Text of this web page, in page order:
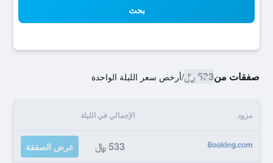
بحث
صفقات من533 ﷼ /أرخص سعر الليلة الواحدة
مزود الإجمالي في الليلة
533 ﷼ عرض الصفقة